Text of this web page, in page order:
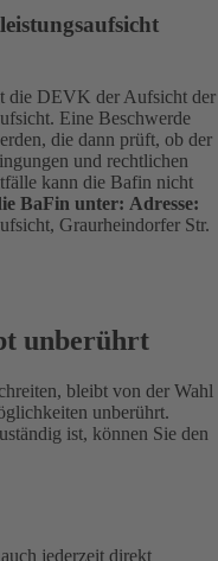
die DEVK der Aufsicht der
Eine Beschwerde
die dann prüft, ob der
und rechtlichen
kann die Bafin nicht
BaFin unter: Adresse:
Graurheindorfer Str.
unberührt
bleibt von der Wahl
unberührt.
ist, können Sie den
jederzeit direkt